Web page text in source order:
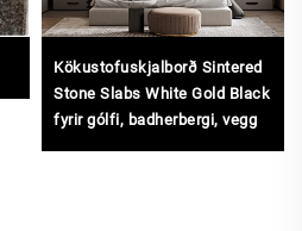
Kökustofuskjalborð Sintered
Stone Slabs White Gold Black
fyrir gólfi, badherbergi, vegg